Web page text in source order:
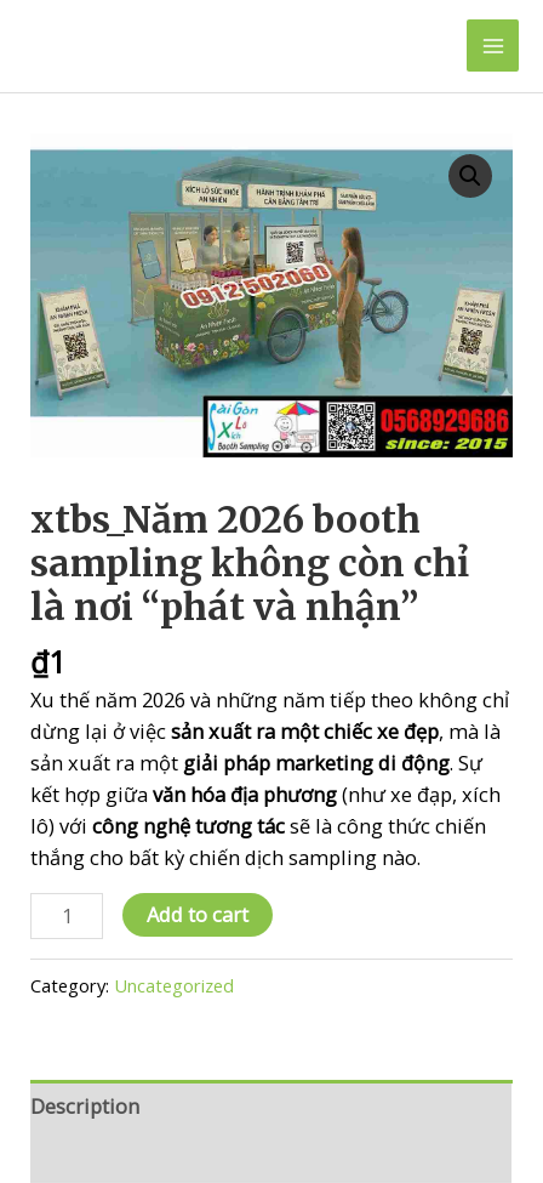
Main
xtbs_Năm 2026 booth
sampling không còn chỉ
là nơi “phát và nhận”
₫1
Xu thế năm 2026 và những năm tiếp theo không chỉ
dừng lại ở việcsản xuất ra một chiếc xe đẹp, mà là
sản xuất ra một giải pháp marketing di động. Sự
kết hợp giữavăn hóa địa phương(như xe đạp, xích
lô) vớicông nghệ tương tácsẽ là công thức chiến
thắng cho bất kỳ chiến dịch sampling nào.
xtbs_Năm
2026
sampling
chỉ
Add to cart
Category: Uncategorized
Description